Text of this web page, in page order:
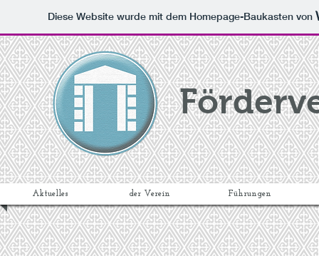
Diese Website wurde mit dem Homepage-Baukasten von
Aktuelles der Verein Führungen